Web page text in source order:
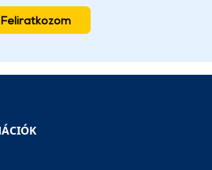
Feliratkozom